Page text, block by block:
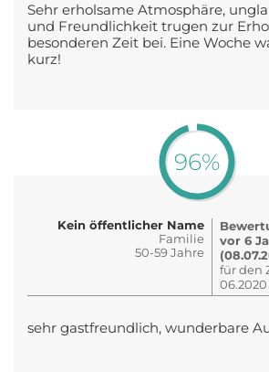
Sehr erholsame Atmosphäre,
und Freundlichkeit trugen zur
besonderen Zeit bei. Eine Woche
kurz!
96%
Kein öffentlicher Name
Familie
50-59 Jahre
vor 6
für den
06.2020
sehr gastfreundlich, wunderbare